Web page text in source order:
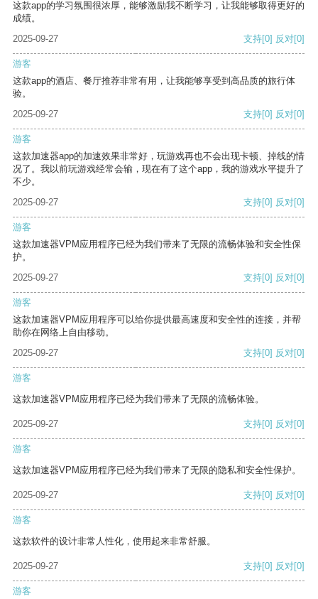
这款app的学习氛围很浓厚，能够激励我不断学习，让我能够取得更好的
成绩。
2025-09-27
支持[0] 反对[0]
游客
这款app的酒店、餐厅推荐非常有用，让我能够享受到高品质的旅行体
验。
2025-09-27
支持[0] 反对[0]
游客
这款加速器app的加速效果非常好，玩游戏再也不会出现卡顿、掉线的情
况了。我以前玩游戏经常会输，现在有了这个app，我的游戏水平提升了
不少。
2025-09-27
支持[0] 反对[0]
游客
这款加速器VPM应用程序已经为我们带来了无限的流畅体验和安全性保
护。
2025-09-27
支持[0] 反对[0]
游客
这款加速器VPM应用程序可以给你提供最高速度和安全性的连接，并帮
助你在网络上自由移动。
2025-09-27
支持[0] 反对[0]
游客
这款加速器VPM应用程序已经为我们带来了无限的流畅体验。
2025-09-27 支持[0] 反对[0]
游客
这款加速器VPM应用程序已经为我们带来了无限的隐私和安全性保护。
2025-09-27 支持[0] 反对[0]
游客
这款软件的设计非常人性化，使用起来非常舒服。
2025-09-27 支持[0] 反对[0]
游客